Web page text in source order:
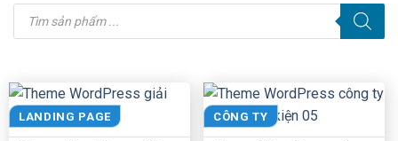
Tìm
kiếm
sản
LANDING PAGE CÔNG TY